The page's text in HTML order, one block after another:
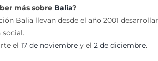
más sobre Balia?
Balia llevan desde el año 2001
social.
el 17 de noviembre y el 2 de diciembre.